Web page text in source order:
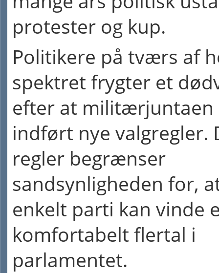
protester og kup.
Politikere på tværs af
spektret frygter et
efter at militærjuntaen
indført nye valgregler.
regler begrænser
sandsynligheden for,
enkelt parti kan vinde
komfortabelt flertal i
parlamentet.